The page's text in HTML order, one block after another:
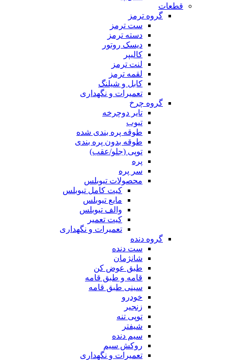
قطعات
گروه ترمز
ست ترمز
دسته ترمز
دیسک روتور
کالیپر
لنت ترمز
لقمه ترمز
کابل و شیلنگ
تعمیرات و نگهداری
گروه چرخ
تایر دوچرخه
تیوب
طوقه پره بندی شده
طوقه بدون پره بندی
توپی (جلو/عقب)
پره
سر پره
محصولات تیوبلس
کیت کامل تیوبلس
مایع تیوبلس
والف تیوبلس
کیت تعمیر
تعمیرات و نگهداری
گروه دنده
ست دنده
شانژمان
طبق عوض کن
قامه و طبق قامه
سینی طبق قامه
خودرو
زنجیر
توپی تنه
شیفتر
سیم دنده
روکش سیم
تعمیرات و نگهداری